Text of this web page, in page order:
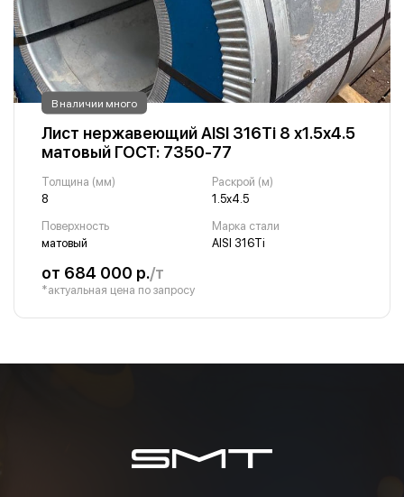
В наличии много
Лист нержавеющий AISI 316Ti 8 х1.5х4.5
матовый ГОСТ: 7350-77
Толщина (мм)
8
Раскрой (м)
1.5х4.5
Поверхность
матовый
Марка стали
AISI 316Ti
от 684 000 р./т
*актуальная цена по запросу